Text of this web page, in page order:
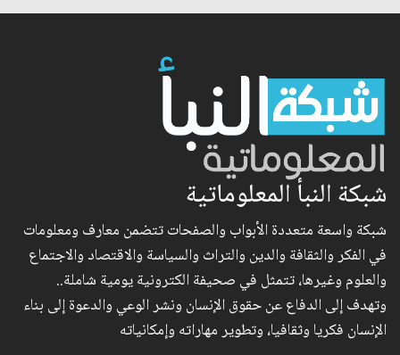
شبكة النبأ المعلوماتية
شبكة واسعة متعددة الأبواب والصفحات تتضمن معارف ومعلومات
في الفكر والثقافة والدين والتراث والسياسة والاقتصاد والاجتماع
والعلوم وغيرها، تتمثل في صحيفة الكترونية يومية شاملة..
وتهدف إلى الدفاع عن حقوق الإنسان ونشر الوعي والدعوة إلى بناء
الإنسان فكريا وثقافيا، وتطوير مهاراته وإمكانياته